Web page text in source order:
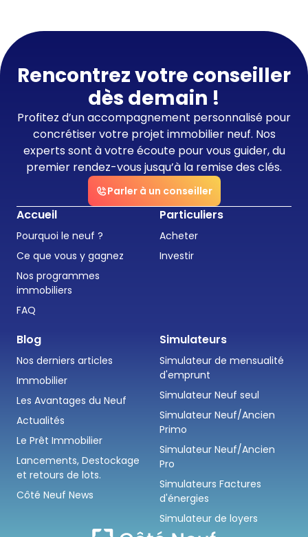
Rencontrez votre conseiller
dès demain !
Profitez d’un accompagnement personnalisé pour
concrétiser votre projet immobilier neuf. Nos
experts sont à votre écoute pour vous guider, du
premier rendez-vous jusqu’à la remise des clés.
Parler à un conseiller
Accueil
Pourquoi le neuf ?
Ce que vous y gagnez
Nos programmes
immobiliers
FAQ
Particuliers
Acheter
Investir
Blog
Nos derniers articles
Immobilier
Les Avantages du Neuf
Actualités
Le Prêt Immobilier
Lancements, Destockage
et retours de lots.
Côté Neuf News
Simulateurs
Simulateur de mensualité
d'emprunt
Simulateur Neuf seul
Simulateur Neuf/Ancien
Primo
Simulateur Neuf/Ancien
Pro
Simulateurs Factures
d'énergies
Simulateur de loyers